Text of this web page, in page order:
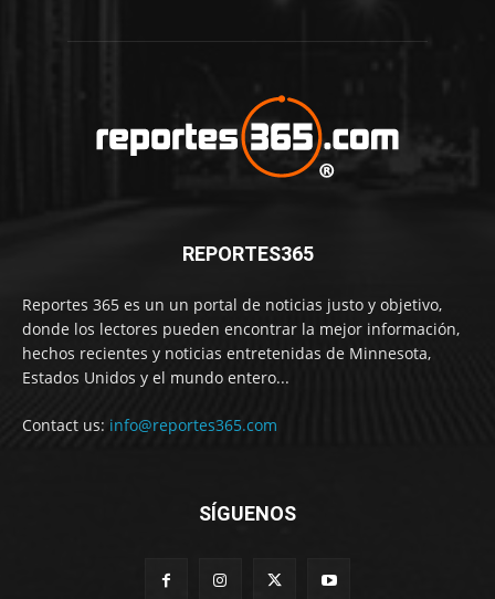
REPORTES365
Reportes 365 es un un portal de noticias justo y objetivo,
donde los lectores pueden encontrar la mejor información,
hechos recientes y noticias entretenidas de Minnesota,
Estados Unidos y el mundo entero...
Contact us: info@reportes365.com
SÍGUENOS